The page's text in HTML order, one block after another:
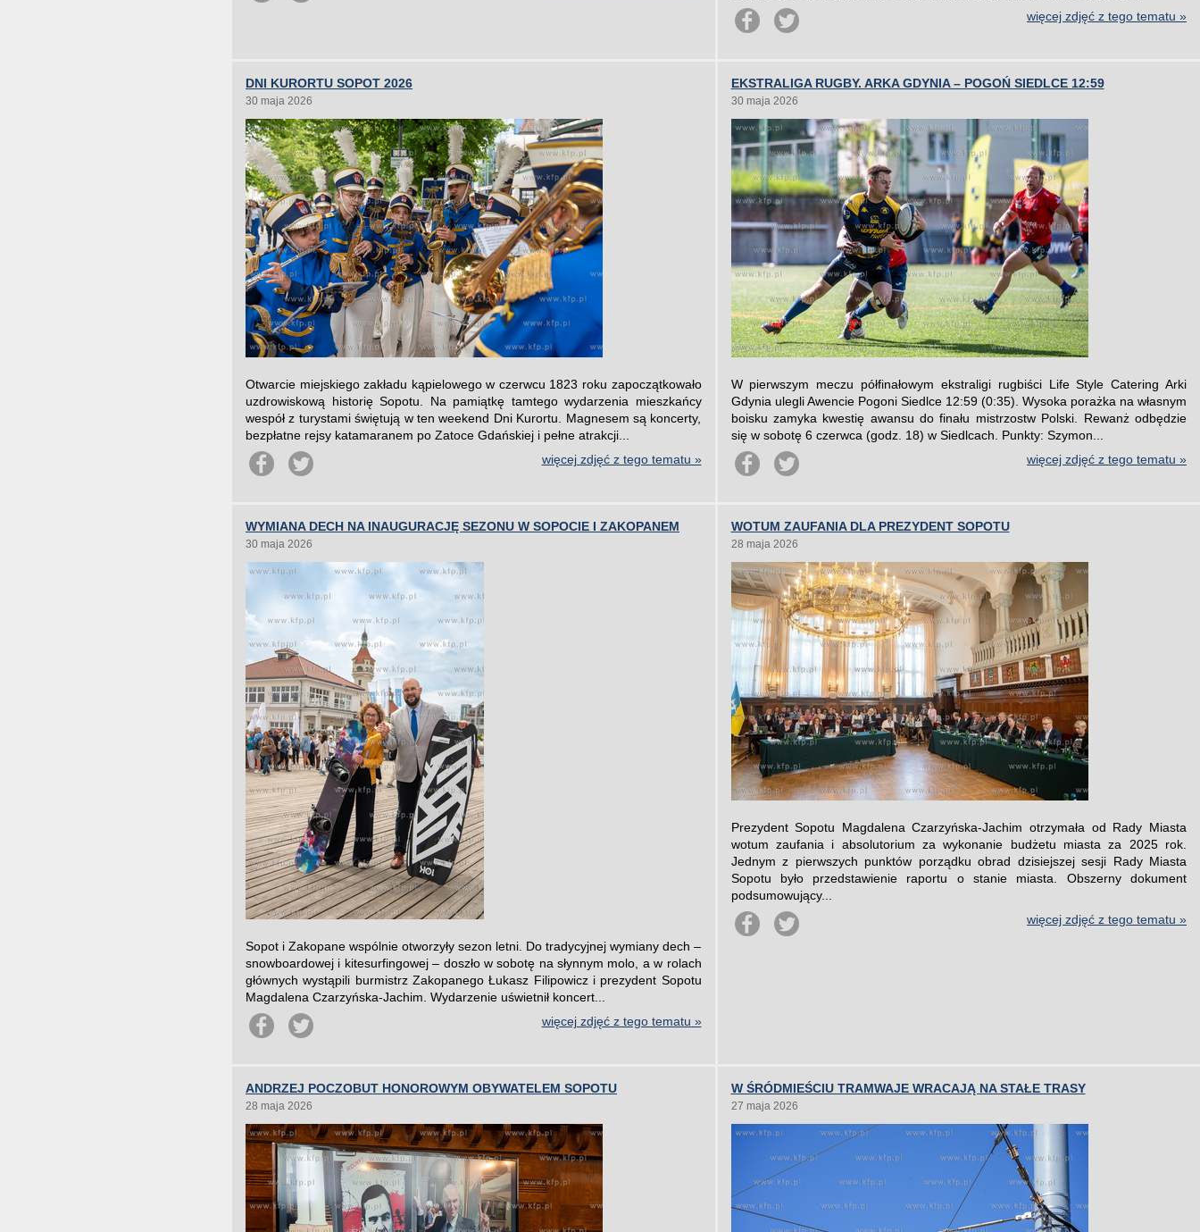
więcej zdjęć z tego tematu »
DNI KURORTU SOPOT 2026
30 maja 2026
Otwarcie miejskiego zakładu kąpielowego w czerwcu 1823 roku zapoczątkowało
uzdrowiskową historię Sopotu. Na pamiątkę tamtego wydarzenia mieszkańcy
wespół z turystami świętują w ten weekend Dni Kurortu. Magnesem są koncerty,
bezpłatne rejsy katamaranem po Zatoce Gdańskiej i pełne atrakcji...
więcej zdjęć z tego tematu »
EKSTRALIGA RUGBY. ARKA GDYNIA – POGOŃ SIEDLCE 12:59
30 maja 2026
W pierwszym meczu półfinałowym ekstraligi rugbiści Life Style Catering Arki
Gdynia ulegli Awencie Pogoni Siedlce 12:59 (0:35). Wysoka porażka na własnym
boisku zamyka kwestię awansu do finału mistrzostw Polski. Rewanż odbędzie
się w sobotę 6 czerwca (godz. 18) w Siedlcach. Punkty: Szymon...
więcej zdjęć z tego tematu »
WYMIANA DECH NA INAUGURACJĘ SEZONU W SOPOCIE I ZAKOPANEM
30 maja 2026
Sopot i Zakopane wspólnie otworzyły sezon letni. Do tradycyjnej wymiany dech –
snowboardowej i kitesurfingowej – doszło w sobotę na słynnym molo, a w rolach
głównych wystąpili burmistrz Zakopanego Łukasz Filipowicz i prezydent Sopotu
Magdalena Czarzyńska-Jachim. Wydarzenie uświetnił koncert...
więcej zdjęć z tego tematu »
WOTUM ZAUFANIA DLA PREZYDENT SOPOTU
28 maja 2026
Prezydent Sopotu Magdalena Czarzyńska-Jachim otrzymała od Rady Miasta
wotum zaufania i absolutorium za wykonanie budżetu miasta za 2025 rok.
Jednym z pierwszych punktów porządku obrad dzisiejszej sesji Rady Miasta
Sopotu było przedstawienie raportu o stanie miasta. Obszerny dokument
podsumowujący...
więcej zdjęć z tego tematu »
ANDRZEJ POCZOBUT HONOROWYM OBYWATELEM SOPOTU
28 maja 2026
W ŚRÓDMIEŚCIU TRAMWAJE WRACAJĄ NA STAŁE TRASY
27 maja 2026